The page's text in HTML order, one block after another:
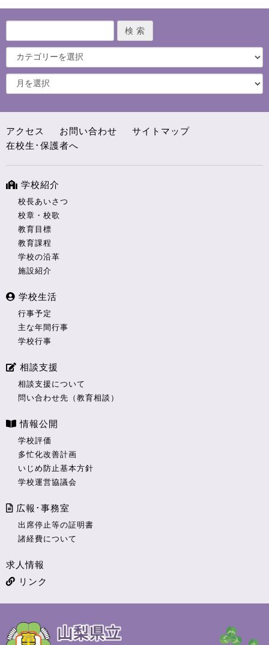
アクセス お問い合わせ
サイトマップ
在校生･保護者へ
学校紹介
校長あいさつ
校章・校歌
教育目標
教育課程
学校の沿革
施設紹介
学校生活
行事予定
主な年間行事
学校行事
相談支援
相談支援について
問い合わせ先（教育相談）
情報公開
学校評価
多忙化改善計画
いじめ防止基本方針
学校運営協議会
広報･事務室
出席停止等の証明書
諸経費について
求人情報
リンク